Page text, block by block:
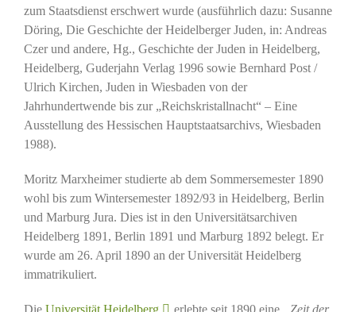
zum Staatsdienst erschwert wurde (ausführlich dazu: Susanne
Döring, Die Geschichte der Heidelberger Juden, in: Andreas
Czer und andere, Hg., Geschichte der Juden in Heidelberg,
Heidelberg, Guderjahn Verlag 1996 sowie Bernhard Post /
Ulrich Kirchen, Juden in Wiesbaden von der
Jahrhundertwende bis zur „Reichskristallnacht“ – Eine
Ausstellung des Hessischen Hauptstaatsarchivs, Wiesbaden
1988).
Moritz Marxheimer studierte ab dem Sommersemester 1890
wohl bis zum Wintersemester 1892/93 in Heidelberg, Berlin
und Marburg Jura. Dies ist in den Universitätsarchiven
Heidelberg 1891, Berlin 1891 und Marburg 1892 belegt. Er
wurde am 26. April 1890 an der Universität Heidelberg
immatrikuliert.